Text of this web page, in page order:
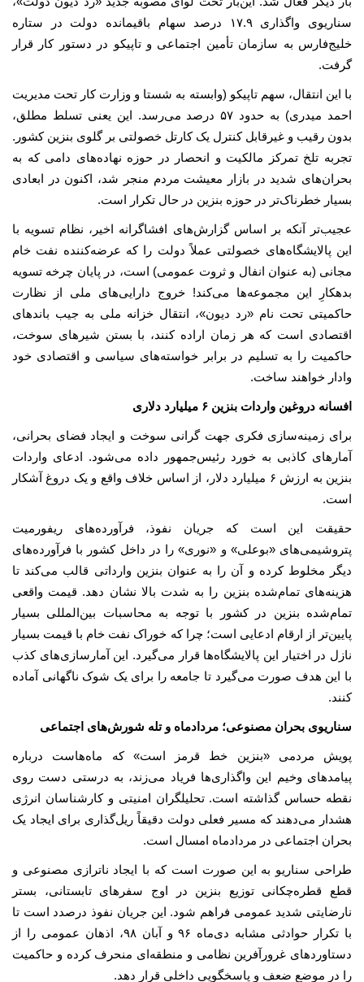
سناریوی واگذاری ۱۷.۹ درصد سهام باقیمانده دولت در ستاره
خلیج‌فارس به سازمان تأمین اجتماعی و تاپیکو در دستور کار قرار
گرفت.
با این انتقال، سهم تاپیکو (وابسته به شستا و وزارت کار تحت مدیریت
احمد میدری) به حدود ۵۷ درصد می‌رسد. این یعنی تسلط مطلق،
بدون رقیب و غیرقابل کنترل یک کارتل خصولتی بر گلوی بنزین کشور.
تجربه تلخ تمرکز مالکیت و انحصار در حوزه نهاده‌های دامی که به
بحران‌های شدید در بازار معیشت مردم منجر شد، اکنون در ابعادی
بسیار خطرناک‌تر در حوزه بنزین در حال تکرار است.
عجیب‌تر آنکه بر اساس گزارش‌های افشاگرانه اخیر، نظام تسویه با
این پالایشگاه‌های خصولتی عملاً دولت را که عرضه‌کننده نفت خام
مجانی (به عنوان انفال و ثروت عمومی) است، در پایان چرخه تسویه
بدهکارِ این مجموعه‌ها می‌کند! خروج دارایی‌های ملی از نظارت
حاکمیتی تحت نام «رد دیون»، انتقال خزانه ملی به جیب باندهای
اقتصادی است که هر زمان اراده کنند، با بستن شیرهای سوخت،
حاکمیت را به تسلیم در برابر خواسته‌های سیاسی و اقتصادی خود
وادار خواهند ساخت.
افسانه دروغین واردات بنزین ۶ میلیارد دلاری
برای زمینه‌سازی فکری جهت گرانی سوخت و ایجاد فضای بحرانی،
آمارهای کاذبی به خورد رئیس‌جمهور داده می‌شود. ادعای واردات
بنزین به ارزش ۶ میلیارد دلار، از اساس خلاف واقع و یک دروغ آشکار
است.
حقیقت این است که جریان نفوذ، فرآورده‌های ریفورمیت
پتروشیمی‌های «بوعلی» و «نوری» را در داخل کشور با فرآورده‌های
دیگر مخلوط کرده و آن را به عنوان بنزین وارداتی قالب می‌کند تا
هزینه‌های تمام‌شده بنزین را به شدت بالا نشان دهد. قیمت واقعی
تمام‌شده بنزین در کشور با توجه به محاسبات بین‌المللی بسیار
پایین‌تر از ارقام ادعایی است؛ چرا که خوراک نفت خام با قیمت بسیار
نازل در اختیار این پالایشگاه‌ها قرار می‌گیرد. این آمارسازی‌های کذب
با این هدف صورت می‌گیرد تا جامعه را برای یک شوک ناگهانی آماده
کنند.
سناریوی بحران مصنوعی؛ مردادماه و تله شورش‌های اجتماعی
پویش مردمی «بنزین خط قرمز است» که ماه‌هاست درباره
پیامدهای وخیم این واگذاری‌ها فریاد می‌زند، به درستی دست روی
نقطه حساس گذاشته است. تحلیلگران امنیتی و کارشناسان انرژی
هشدار می‌دهند که مسیر فعلی دولت دقیقاً ریل‌گذاری برای ایجاد یک
بحران اجتماعی در مردادماه امسال است.
طراحی سناریو به این صورت است که با ایجاد ناترازی مصنوعی و
قطع قطره‌چکانی توزیع بنزین در اوج سفرهای تابستانی، بستر
نارضایتی شدید عمومی فراهم شود. این جریان نفوذ درصدد است تا
با تکرار حوادثی مشابه دی‌ماه ۹۶ و آبان ۹۸، اذهان عمومی را از
دستاوردهای غرورآفرین نظامی و منطقه‌ای منحرف کرده و حاکمیت
را در موضع ضعف و پاسخگویی داخلی قرار دهد.